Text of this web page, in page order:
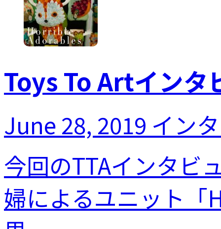
Toys To Artイン
June 28, 2019 イン
今回のTTAインタビ
婦によるユニット